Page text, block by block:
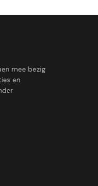
mee bezig
en